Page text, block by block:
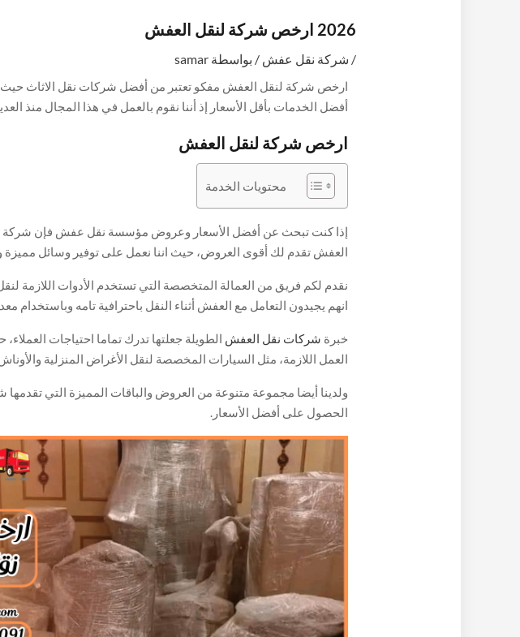
2026 ارخص شركة لنقل العفش
/ شركة نقل عفش / بواسطة samar
ارخص شركة لنقل العفش مفكو تعتبر من أفضل شركات نقل الاثاث حيث
أفضل الخدمات بأقل الأسعار إذ أننا نقوم بالعمل في هذا المجال منذ
على المنقولاات من أي أضرار وهذا بسبب اعتمادنا على خبراء للقيام
آمنه وماهره وقادرين على التعامل مع جميع أنواع الأثاث، وفيما يلي
الشركة.
ارخص شركة لنقل العفش
محتويات الخدمة
إذا كنت تبحث عن أفضل الأسعار وعروض مؤسسة نقل عفش فإن شركة
العفش تقدم لك أقوى العروض، حيث اننا نعمل على توفير وسائل مميزة
شركة مفكو إلى 30%.
نقدم لكم فريق من العمالة المتخصصة التي تستخدم الأدوات اللازمة
انهم يجيدون التعامل مع العفش أثناء النقل باحترافية تامه وباستخدام
خبرة شركات نقل العفش الطويلة جعلتها تدرك تماما احتياجات
العمل اللازمة، مثل السيارات المخصصة لنقل الأغراض المنزلية والأوناش
ولدينا أيضا مجموعة متنوعة من العروض والباقات المميزة التي
الحصول على أفضل الأسعار.